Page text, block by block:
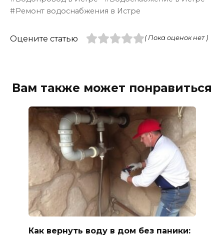
Ремонт водоснабжения в Истре
Оцените статью ( Пока оценок нет )
Вам также может понравиться
Как вернуть воду в дом без паники: